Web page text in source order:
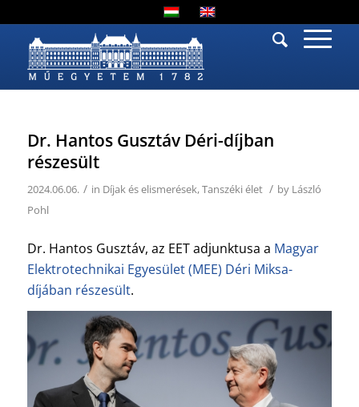
Dr. Hantos Gusztáv Déri-díjban
részesült
2024.06.06. / in Díjak és elismerések,Tanszéki élet / by László
Pohl
Dr. Hantos Gusztáv, az EET adjunktusa a Magyar
Elektrotechnikai Egyesület (MEE) Déri Miksa-
díjában részesült.